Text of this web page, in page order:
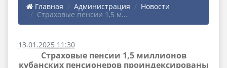
Главная Администрация
Новости
Страховые пенсии 1,5 м...
13.01.2025 11:30
Страховые пенсии 1,5 миллионов
кубанских пенсионеров проиндексированы